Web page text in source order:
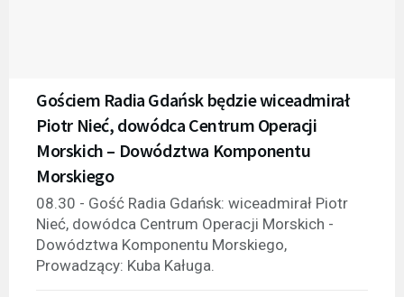
Gościem Radia Gdańsk będzie wiceadmirał
Piotr Nieć, dowódca Centrum Operacji
Morskich – Dowództwa Komponentu
Morskiego
08.30 - Gość Radia Gdańsk: wiceadmirał Piotr
Nieć, dowódca Centrum Operacji Morskich -
Dowództwa Komponentu Morskiego,
Prowadzący: Kuba Kaługa.